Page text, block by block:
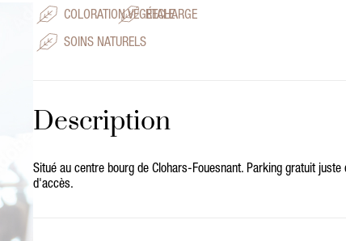
COLORATION VÉGÉTALE
RECHARGE
SOINS NATURELS
Description
Situé au centre bourg de Clohars-Fouesnant. Parking gratuit
d'accès.